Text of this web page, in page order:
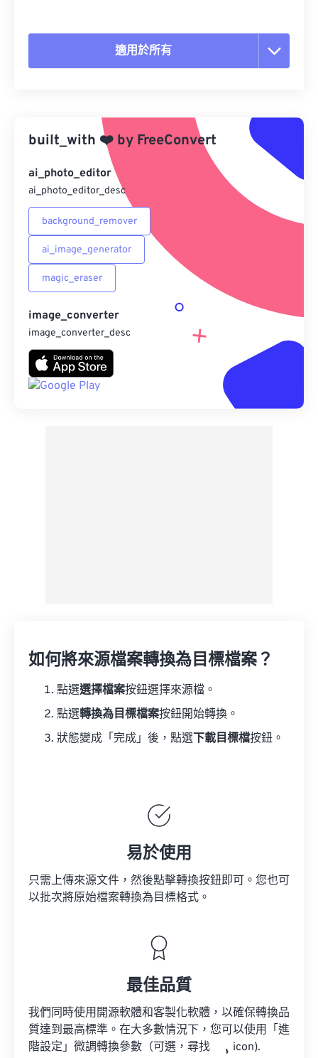
適用於所有
另存為預設
built_with ❤️ by FreeConvert
ai_photo_editor
ai_photo_editor_desc
background_remover
ai_image_generator
magic_eraser
image_converter
image_converter_desc
如何將來源檔案轉換為目標檔案？
點選選擇檔案按鈕選擇來源檔。
點選轉換為目標檔案按鈕開始轉換。
狀態變成「完成」後，點選 下載目標檔按鈕。
易於使用
只需上傳來源文件，然後點擊轉換按鈕即可。您也可
以批次將原始檔案轉換為目標格式。
最佳品質
我們同時使用開源軟體和客製化軟體，以確保轉換品
質達到最高標準。在大多數情況下，您可以使用「進
階設定」微調轉換參數（可選，尋找
icon).